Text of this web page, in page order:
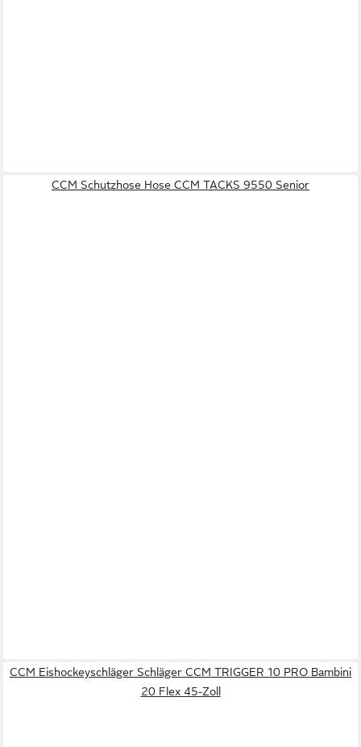
CCM Schutzhose Hose CCM TACKS 9550 Senior
CCM Eishockeyschläger Schläger CCM TRIGGER 10 PRO Bambini
20 Flex 45-Zoll